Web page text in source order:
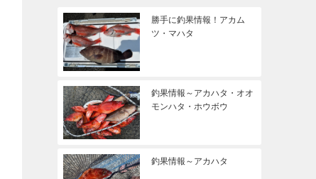
勝手に釣果情報！アカム
ツ・マハタ
釣果情報～アカハタ・オオ
モンハタ・ホウボウ
釣果情報～アカハタ